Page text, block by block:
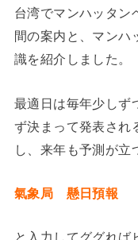
台湾でマンハッタン
間の案内と、マンハ
識を紹介しました。
最適日は毎年少しず
ず決まって発表され
し、来年も予測が立
氣象局 懸日預報
と入力してググれば